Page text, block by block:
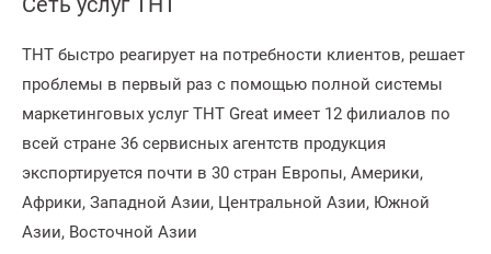
THT быстро реагирует на потребности клиентов, решает
проблемы в первый раз с помощью полной системы
маркетинговых услуг THT Great имеет 12 филиалов по
всей стране 36 сервисных агентств продукция
экспортируется почти в 30 стран Европы, Америки,
Африки, Западной Азии, Центральной Азии, Южной
Азии, Восточной Азии